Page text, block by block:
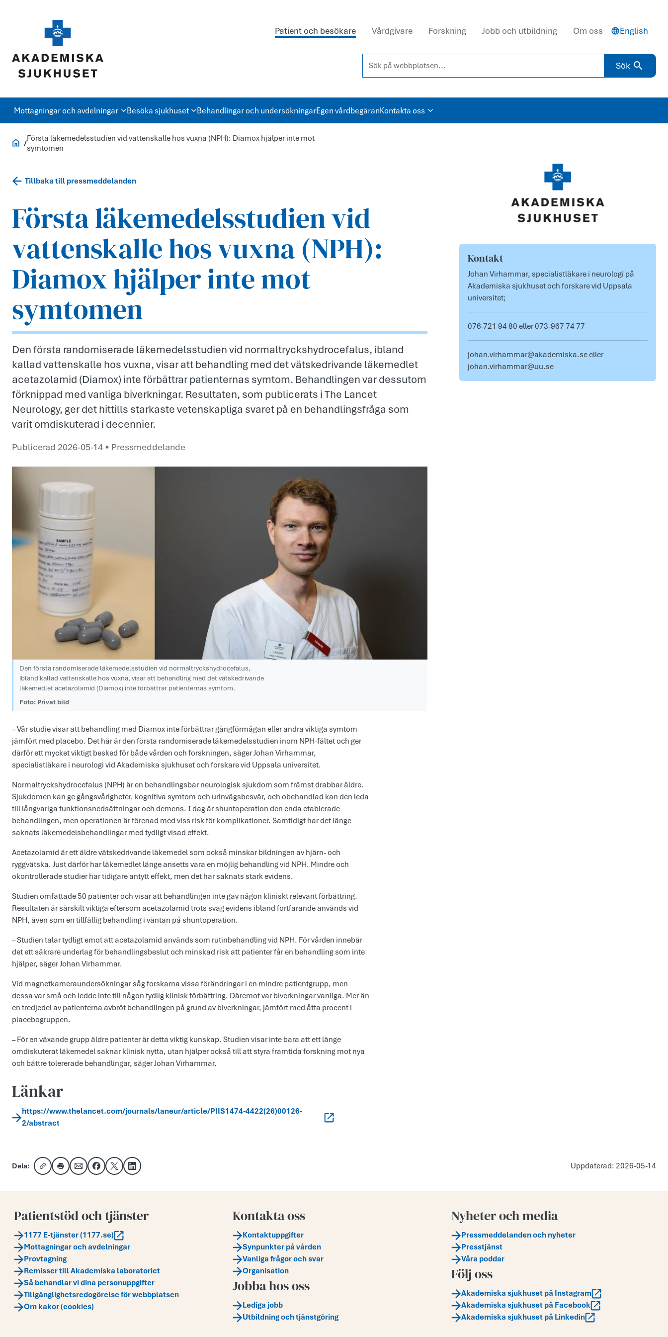
Patient och besökare Vårdgivare Forskning Jobb och utbildning Om oss English
Sök på webbplatsen...
Sök
Mottagningar och avdelningar Besöka sjukhuset Behandlingar och undersökningarEgen vårdbegäranKontakta oss
Akademiska.se
Första läkemedelsstudien vid vattenskalle hos vuxna (NPH): Diamox hjälper inte mot
symtomen
Tillbaka till pressmeddelanden
Första läkemedelsstudien vid
vattenskalle hos vuxna (NPH):
Diamox hjälper inte mot
symtomen
Den första randomiserade läkemedelsstudien vid normaltryckshydrocefalus, ibland
kallad vattenskalle hos vuxna, visar att behandling med det vätskedrivande läkemedlet
acetazolamid (Diamox) inte förbättrar patienternas symtom. Behandlingen var dessutom
förknippad med vanliga biverkningar. Resultaten, som publicerats i The Lancet
Neurology, ger det hittills starkaste vetenskapliga svaret på en behandlingsfråga som
varit omdiskuterad i decennier.
Publicerad 2026-05-14 • Pressmeddelande
Den första randomiserade läkemedelsstudien vid normaltryckshydrocefalus,
ibland kallad vattenskalle hos vuxna, visar att behandling med det vätskedrivande
läkemedlet acetazolamid (Diamox) inte förbättrar patienternas symtom.
Foto: Privat bild
– Vår studie visar att behandling med Diamox inte förbättrar gångförmågan eller andra viktiga symtom
jämfört med placebo. Det här är den första randomiserade läkemedelsstudien inom NPH-fältet och ger
därför ett mycket viktigt besked för både vården och forskningen, säger Johan Virhammar,
specialistläkare i neurologi vid Akademiska sjukhuset och forskare vid Uppsala universitet.
Normaltryckshydrocefalus (NPH) är en behandlingsbar neurologisk sjukdom som främst drabbar äldre.
Sjukdomen kan ge gångsvårigheter, kognitiva symtom och urinvägsbesvär, och obehandlad kan den leda
till långvariga funktionsnedsättningar och demens. I dag är shuntoperation den enda etablerade
behandlingen, men operationen är förenad med viss risk för komplikationer. Samtidigt har det länge
saknats läkemedelsbehandlingar med tydligt visad effekt.
Acetazolamid är ett äldre vätskedrivande läkemedel som också minskar bildningen av hjärn- och
ryggvätska. Just därför har läkemedlet länge ansetts vara en möjlig behandling vid NPH. Mindre och
okontrollerade studier har tidigare antytt effekt, men det har saknats stark evidens.
Studien omfattade 50 patienter och visar att behandlingen inte gav någon kliniskt relevant förbättring.
Resultaten är särskilt viktiga eftersom acetazolamid trots svag evidens ibland fortfarande används vid
NPH, även som en tillfällig behandling i väntan på shuntoperation.
– Studien talar tydligt emot att acetazolamid används som rutinbehandling vid NPH. För vården innebär
det ett säkrare underlag för behandlingsbeslut och minskad risk att patienter får en behandling som inte
hjälper, säger Johan Virhammar.
Vid magnetkameraundersökningar såg forskarna vissa förändringar i en mindre patientgrupp, men
dessa var små och ledde inte till någon tydlig klinisk förbättring. Däremot var biverkningar vanliga. Mer än
en tredjedel av patienterna avbröt behandlingen på grund av biverkningar, jämfört med åtta procent i
placebogruppen.
– För en växande grupp äldre patienter är detta viktig kunskap. Studien visar inte bara att ett länge
omdiskuterat läkemedel saknar klinisk nytta, utan hjälper också till att styra framtida forskning mot nya
och bättre tolererade behandlingar, säger Johan Virhammar.
Länkar
https://www.thelancet.com/journals/laneur/article/PIIS1474-4422(26)00126-
2/abstract
Om pressmeddelandet
Kontakt
Johan Virhammar, specialistläkare i neurologi på
Akademiska sjukhuset och forskare vid Uppsala
universitet;
076-721 94 80 eller 073-967 74 77
johan.virhammar@akademiska.se eller
johan.virhammar@uu.se
Dela:
Kopiera länk
Skriv utDela via e-post
Dela på Facebook
Dela på XDela på LinkedIn
Uppdaterad: 2026-05-14
Patientstöd och tjänster
1177 E-tjänster (1177.se)
Mottagningar och avdelningar
Provtagning
Remisser till Akademiska laboratoriet
Så behandlar vi dina personuppgifter
Tillgänglighetsredogörelse för webbplatsen
Om kakor (cookies)
Kontakta oss
Kontaktuppgifter
Synpunkter på vården
Vanliga frågor och svar
Organisation
Jobba hos oss
Lediga jobb
Utbildning och tjänstgöring
Nyheter och media
Pressmeddelanden och nyheter
Presstjänst
Våra poddar
Följ oss
Akademiska sjukhuset på Instagram
Akademiska sjukhuset på Facebook
Akademiska sjukhuset på Linkedin